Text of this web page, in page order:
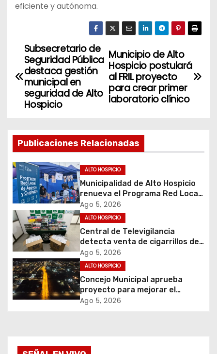
eficiente y autónoma.
N
a
g
a
c
i
ó
n
d
e
e
Municipio de Alto
Hospicio postulará
al FRIL proyecto
para crear primer
laboratorio clínico
Subsecretario de
Seguridad Pública
destaca gestión
municipal en
seguridad de Alto
Hospicio
Publicaciones Relacionadas
ALTO HOSPICIO
Municipalidad de Alto Hospicio
renueva el Programa Red Local
de Apoyos y Cuidados
Ago 5, 2026
ALTO HOSPICIO
Central de Televigilancia
detecta venta de cigarrillos de
contrabando y permite
incautación de más de 3 mil
cajetillas
Ago 5, 2026
ALTO HOSPICIO
Concejo Municipal aprueba
proyecto para mejorar el
alumbrado público del sector El
Ago 5, 2026